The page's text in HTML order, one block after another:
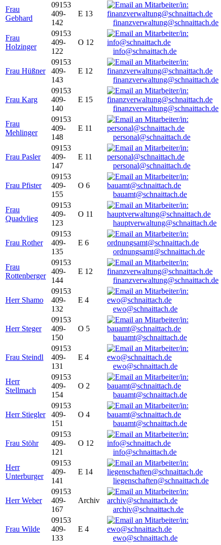
Frau
Gebhard
09153
409-
142
E 13
finanzverwaltung@schnaittach.de
Frau
Holzinger
09153
409-
122
O 12
info@schnaittach.de
Frau Hüßner
09153
409-
143
E 12
finanzverwaltung@schnaittach.de
Frau Karg
09153
409-
140
E 15
finanzverwaltung@schnaittach.de
Frau
Mehlinger
09153
409-
148
E 11
personal@schnaittach.de
Frau Pasler
09153
409-
147
E 11
personal@schnaittach.de
Frau Pfister
09153
409-
155
O 6
bauamt@schnaittach.de
Frau
Quadvlieg
09153
409-
123
O 11
hauptverwaltung@schnaittach.de
Frau Rother
09153
409-
135
E 6
ordnungsamt@schnaittach.de
Frau
Rottenberger
09153
409-
144
E 12
finanzverwaltung@schnaittach.de
Herr Shamo
09153
409-
132
E 4
ewo@schnaittach.de
Herr Steger
09153
409-
150
O 5
bauamt@schnaittach.de
Frau Steindl
09153
409-
131
E 4
ewo@schnaittach.de
Herr
Stellmach
09153
409-
154
O 2
bauamt@schnaittach.de
Herr Stiegler
09153
409-
151
O 4
bauamt@schnaittach.de
Frau Stöhr
09153
409-
121
O 12
info@schnaittach.de
Herr
Unterburger
09153
409-
141
E 14
liegenschaften@schnaittach.de
Herr Weber
09153
409-
167
Archiv
archiv@schnaittach.de
Frau Wilde
09153
409-
133
E 4
ewo@schnaittach.de